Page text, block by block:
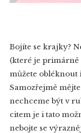
Bojíte se krajky?
(které je primárně
můžete obléknout
Samozřejmě
nechceme být v
citem je i tato
nebojte se